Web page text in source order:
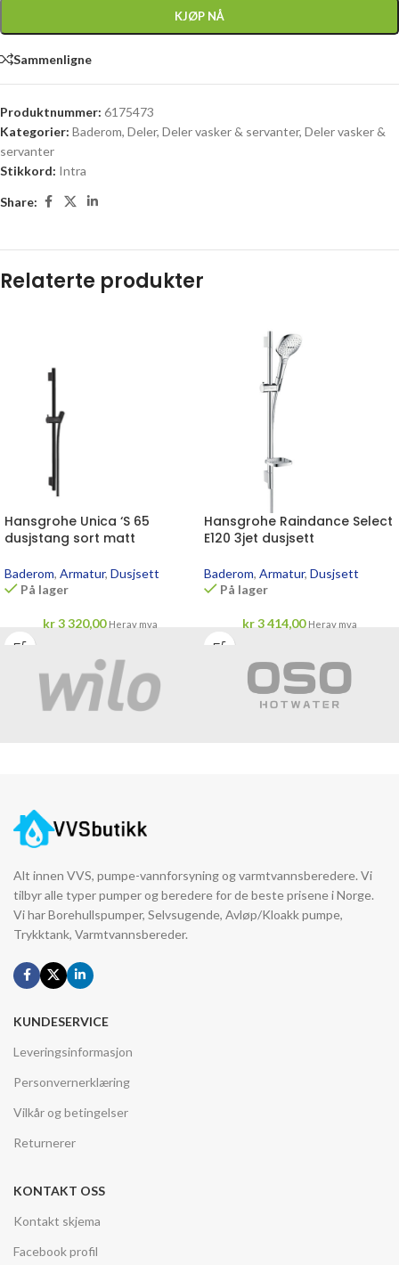
KJØP NÅ
Sammenligne
Produktnummer: 6175473
Kategorier: Baderom, Deler, Deler vasker & servanter, Deler vasker &
servanter
Stikkord: Intra
Share:
Relaterte produkter
Hansgrohe Unica ‘S 65
dusjstang sort matt
Baderom, Armatur, Dusjsett
På lager
kr3 320,00 Herav mva
Hansgrohe Raindance Select
E120 3jet dusjsett
Baderom, Armatur, Dusjsett
På lager
kr3 414,00 Herav mva
Alt innen VVS, pumpe-vannforsyning og varmtvannsberedere. Vi
tilbyr alle typer pumper og beredere for de beste prisene i Norge.
Vi har Borehullspumper, Selvsugende, Avløp/Kloakk pumpe,
Trykktank, Varmtvannsbereder.
KUNDESERVICE
Leveringsinformasjon
Personvernerklæring
Vilkår og betingelser
Returnerer
KONTAKT OSS
Kontakt skjema
Facebook profil